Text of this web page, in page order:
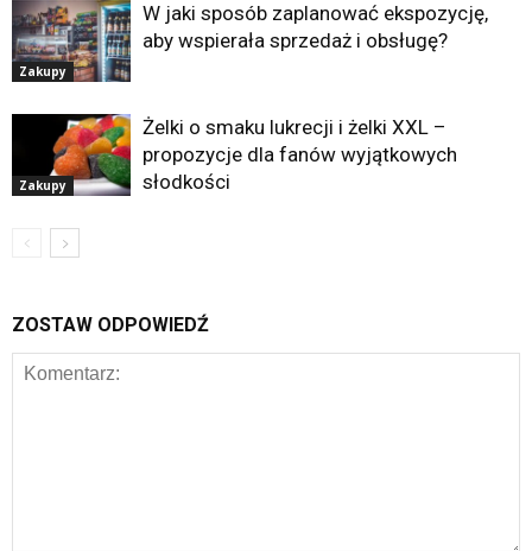
Zakupy
W jaki sposób zaplanować ekspozycję,
aby wspierała sprzedaż i obsługę?
Zakupy
Żelki o smaku lukrecji i żelki XXL –
propozycje dla fanów wyjątkowych
słodkości
ZOSTAW ODPOWIEDŹ